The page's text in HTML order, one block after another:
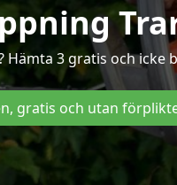
3 gratis och
gratis och utan